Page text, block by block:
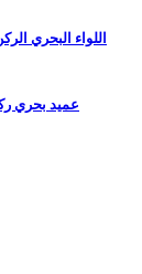
اللواء البحري
عميد بحري